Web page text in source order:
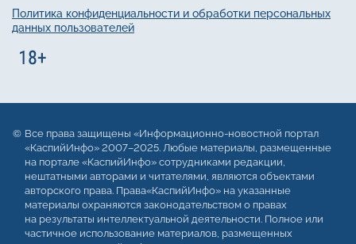
Политика конфиденциальности и обработки персональных
данных пользователей
Все права защищены «Информационно-новостной портал
«КаспийИнфо» 2007–2025. Любые материалы, размещенные
на портале «КаспийИнфо» сотрудниками редакции,
нештатными авторами и читателями, являются объектами
авторского права. Права«КаспийИнфо» на указанные
материалы охраняются законодательством о правах
на результаты интеллектуальной деятельности. Полное или
частичное использование материалов, размещенных